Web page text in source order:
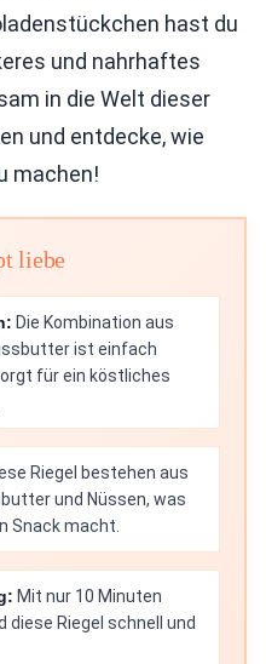
hast du
und nahrhaftes
in die Welt dieser
und entdecke, wie
machen!
liebe
Die Kombination aus
ist einfach
für ein köstliches
Riegel bestehen aus
und Nüssen, was
Snack macht.
Mit nur 10 Minuten
Riegel schnell und